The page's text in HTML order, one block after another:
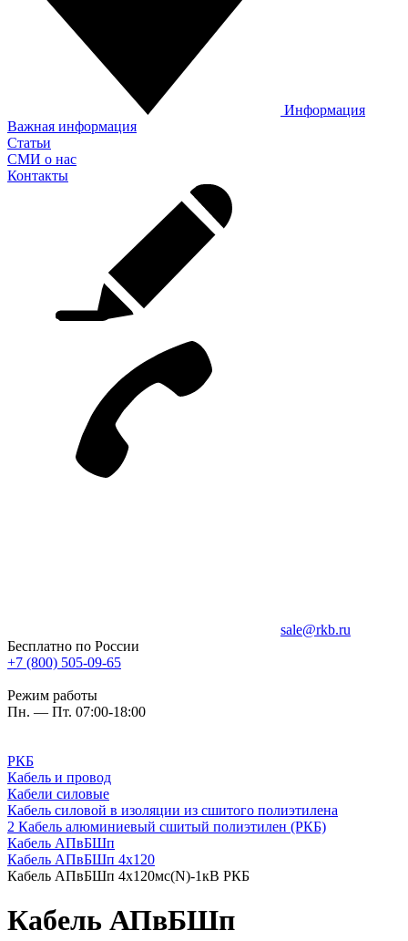
Информация
Важная информация
Статьи
СМИ о нас
Контакты
sale@rkb.ru
Бесплатно по России
+7 (800) 505-09-65
Режим работы
Пн. — Пт. 07:00-18:00
РКБ
Кабель и провод
Кабели силовые
Кабель силовой в изоляции из сшитого полиэтилена
2 Кабель алюминиевый сшитый полиэтилен (РКБ)
Кабель АПвБШп
Кабель АПвБШп 4х120
Кабель АПвБШп 4х120мс(N)-1кВ РКБ
Кабель АПвБШп